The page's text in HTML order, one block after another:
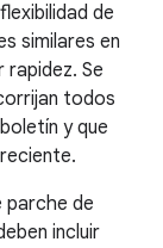
de
similares en
Se
todos
y que
parche de
incluir